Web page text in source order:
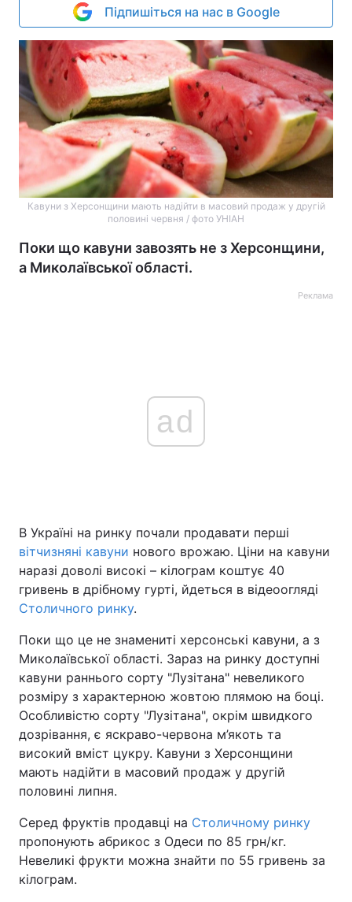
Підпишіться на нас в Google
Кавуни з Херсонщини мають надійти в масовий продаж у другій
половині червня / фото УНІАН
Поки що кавуни завозять не з Херсонщини,
а Миколаївської області.
Реклама
ad
В Україні на ринку почали продавати перші
вітчизняні кавуни нового врожаю. Ціни на кавуни
наразі доволі високі – кілограм коштує 40
гривень в дрібному гурті, йдеться в відеоогляді
Столичного ринку.
Поки що це не знамениті херсонські кавуни, а з
Миколаївської області. Зараз на ринку доступні
кавуни раннього сорту "Лузітана" невеликого
розміру з характерною жовтою плямою на боці.
Особливістю сорту "Лузітана", окрім швидкого
дозрівання, є яскраво-червона м’якоть та
високий вміст цукру. Кавуни з Херсонщини
мають надійти в масовий продаж у другій
половині липня.
Серед фруктів продавці на Столичному ринку
пропонують абрикос з Одеси по 85 грн/кг.
Невеликі фрукти можна знайти по 55 гривень за
кілограм.